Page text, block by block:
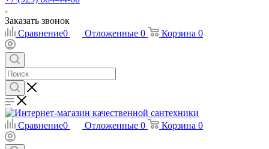
Заказать звонок
Сравнение0 Отложенные 0 Корзина 0
Сравнение0 Отложенные 0 Корзина 0